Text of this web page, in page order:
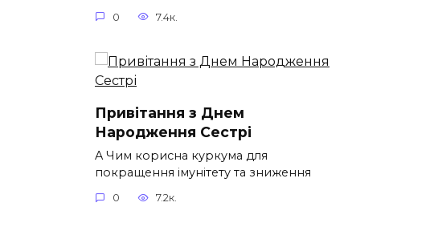
0 7.4к.
Привітання з Днем
Народження Сестрі
A Чим корисна куркума для
покращення імунітету та зниження
0 7.2к.